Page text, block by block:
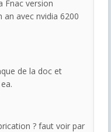
Fnac version
avec nvidia 6200
de la doc et
? faut voir par